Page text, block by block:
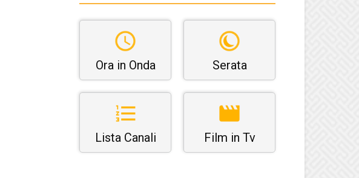
Ora in Onda Serata
Lista Canali Film in Tv